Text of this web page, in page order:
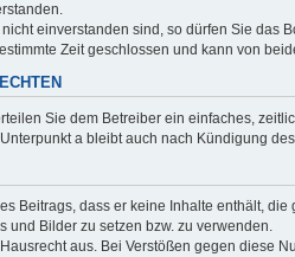
einverstanden sind, so dürfen Sie das
Zeit geschlossen und kann von
Sie dem Betreiber ein einfaches,
a bleibt auch nach Kündigung
Beitrags, dass er keine Inhalte enthält,
und Bilder zu setzen bzw. zu verwenden.
aus. Bei Verstößen gegen diese